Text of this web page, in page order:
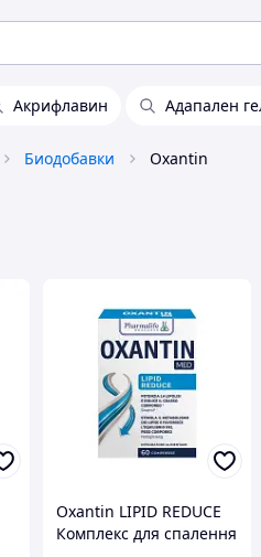
Акрифлавин Адапален
Биодобавки Oxantin
Oxantin LIPID REDUCE
Комплекс для спалення